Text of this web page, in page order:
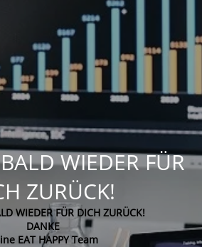
WIEDER FÜR
ZURÜCK!
WIEDER FÜR DICH ZURÜCK!
DANKE
EAT HAPPY Team